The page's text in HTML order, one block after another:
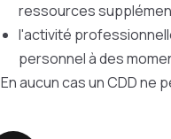
ressources
l'activité
personnel à des
En aucun cas un CDD